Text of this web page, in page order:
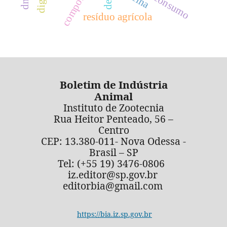
resíduo agrícola
Boletim de Indústria
Animal
Instituto de Zootecnia
Rua Heitor Penteado, 56 –
Centro
CEP: 13.380-011- Nova Odessa -
Brasil – SP
Tel: (+55 19) 3476-0806
iz.editor@sp.gov.br
editorbia@gmail.com
https://bia.iz.sp.gov.br